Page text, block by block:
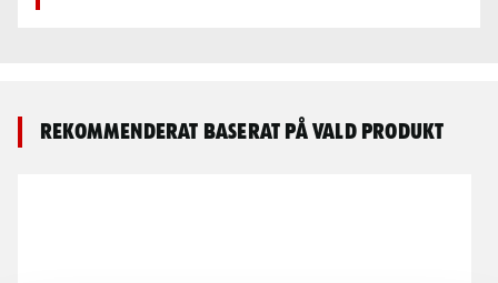
Rekommenderat baserat på vald produkt